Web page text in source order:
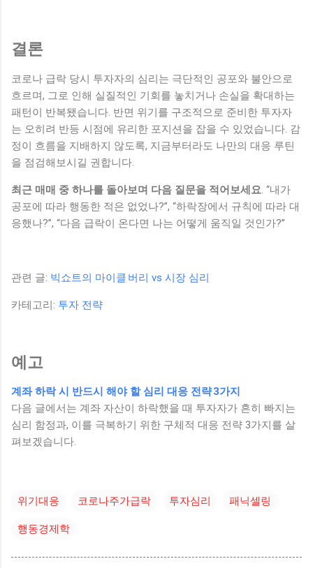
결론
코로나 급락 당시 투자자의 심리는 극단적인 공포와 불안으로
흐르며, 그로 인해 실질적인 기회를 놓치거나 손실을 확대하는
패턴이 반복됐습니다. 반면 위기를 구조적으로 준비한 투자자
는 오히려 반등 시점에 유리한 포지션을 잡을 수 있었습니다. 감
정이 흐름을 지배하지 않도록, 지금부터라도 나만의 대응 루틴
을 점검해보시길 권합니다.
최근 매매 중 하나를 돌아보며 다음 질문을 적어보세요. “내가
공포에 따라 행동한 적은 없었나?”, “하락장에서 규칙에 따라 대
응했나?”, “다음 급락이 온다면 나는 어떻게 움직일 것인가?”
관련 글: 빅쇼트의 마이클 버리 vs 시장 심리
카테고리: 투자 전략
예고
계좌 하락 시 반드시 해야 할 심리 대응 전략 3가지
다음 글에서는 계좌 자산이 하락했을 때 투자자가 흔히 빠지는
심리 함정과, 이를 극복하기 위한 구체적 대응 전략 3가지를 살
펴보겠습니다.
위기대응 코로나주가급락 투자심리 패닉셀링
행동경제학